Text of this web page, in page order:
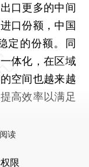
口更多的中间
口份额，中国
定的份额。同
体化，在区域
空间也越来越
高效率以满足
读
限